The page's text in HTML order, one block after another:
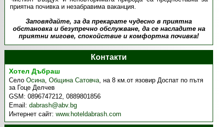
приятна почивка и незабравима ваканция.
Заповядайте, за да прекарате чудесно в приятна
обстановка и безупречно обслужване, да се насладите на
приятни мигове, спокойствие и комфортна почивка!
Контакти
Хотел Дъбраш
СелоОсина,Община Сатовча,на 8 км.от язовир Доспат по пътя
за Гоце Делчев
GSM:0896747212, 0889801856
Email:dabrash@abv.bg
Интернет сайт:www.hoteldabrash.com